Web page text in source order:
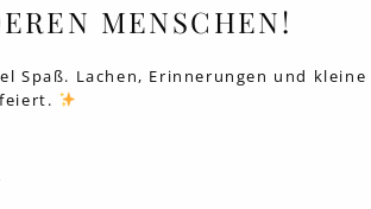
MENSCHEN!
Spaß. Lachen, Erinnerungen und kleine